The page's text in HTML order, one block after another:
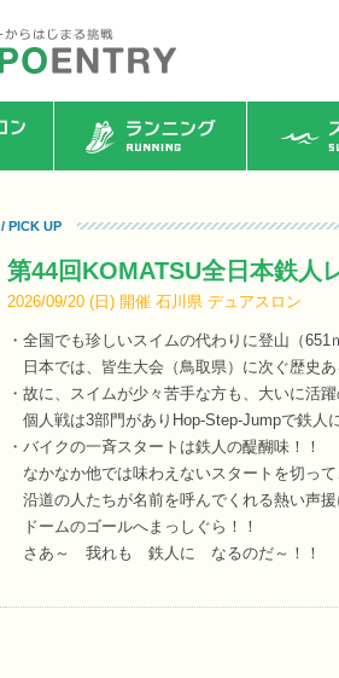
ランニング ス
/ PICK UP
第44回KOMATSU全日本鉄人
2026/09/20 ( 日 ) 開催 石川県 デュアスロン
・全国でも珍しいスイムの代わりに登山（
日本では、皆生大会（鳥取県）に次ぐ歴史
・故に、スイムが少々苦手な方も、大いに活
個人戦は3部門がありHop-Step-Jumpで鉄人
・バイクの一斉スタートは鉄人の醍醐味！！
なかなか他では味わえないスタートを切っ
沿道の人たちが名前を呼んでくれる熱い声
ドームのゴールへまっしぐら！！
さあ～ 我れも 鉄人に なるのだ～！！